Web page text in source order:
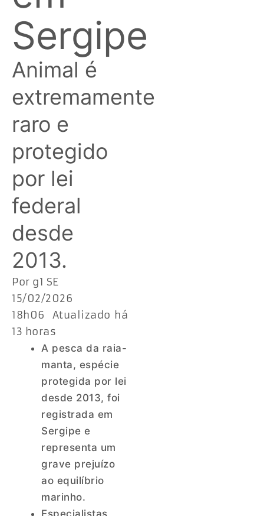
Sergipe
Animal é
extremamente
raro e
protegido
por lei
federal
desde
2013.
Por g1 SE
15/02/2026
18h06 Atualizado há
13 horas
A pesca da raia-
manta, espécie
protegida por lei
desde 2013, foi
registrada em
Sergipe e
representa um
grave prejuízo
ao equilíbrio
marinho.